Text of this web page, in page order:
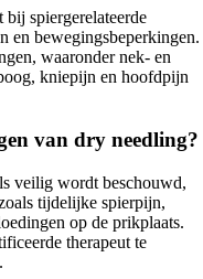
spiergerelateerde
en bewegingsbeperkingen.
waaronder nek- en
kniepijn en hoofdpijn
van dry needling?
veilig wordt beschouwd,
tijdelijke spierpijn,
op de prikplaats.
therapeut te